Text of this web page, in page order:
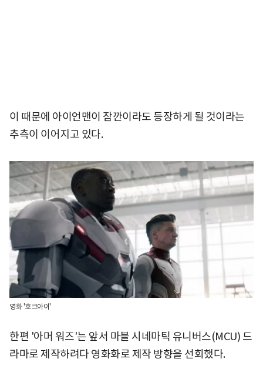
이 때문에 아이언맨이 잠깐이라도 등장하게 될 것이라는
추측이 이어지고 있다.
영화 '호크아이'
한편 '아머 워즈'는 앞서 마블 시네마틱 유니버스(MCU) 드
라마로 제작하려다 영화화로 제작 방향을 선회했다.